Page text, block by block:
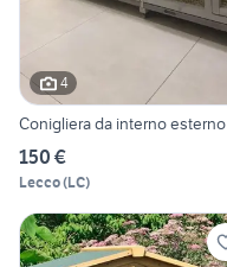
4
Conigliera da interno esterno
150 €
Lecco(LC)